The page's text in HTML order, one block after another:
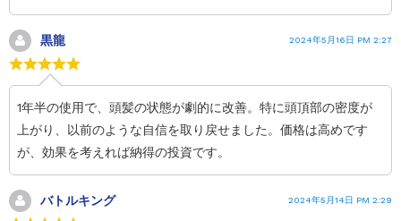
黒龍 2024年5月16日 PM 2:27
1年半の使用で、頭髪の状態が劇的に改善。特に頭頂部の密度が
上がり、以前のような自信を取り戻せました。価格は高めです
が、効果を考えれば納得の投資です。
バトルキング 2024年5月14日 PM 2:29